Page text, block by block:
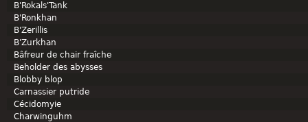
B'Rokals'Tank
B'Ronkhan
B'Zerillis
B'Zurkhan
Bâfreur de chair fraîche
Beholder des abysses
Blobby blop
Carnassier putride
Cécidomyie
Charwinguhm